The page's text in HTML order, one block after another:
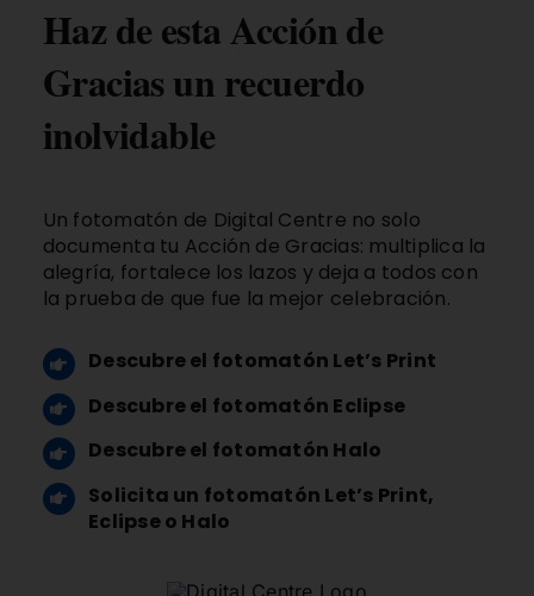
Haz de esta Acción de
Gracias un recuerdo
inolvidable
Un fotomatón de Digital Centre no solo
documenta tu Acción de Gracias: multiplica la
alegría, fortalece los lazos y deja a todos con
la prueba de que fue la mejor celebración.
Descubre el fotomatón Let’s Print
Descubre el fotomatón Eclipse
Descubre el fotomatón Halo
Solicita un fotomatón Let’s Print,
Eclipse o Halo